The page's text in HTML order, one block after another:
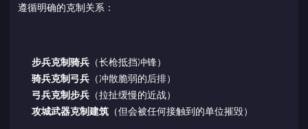
遵循明确的克制关系：
步兵克制骑兵（长枪抵挡冲锋）
骑兵克制弓兵（冲散脆弱的后排）
弓兵克制步兵（拉扯缓慢的近战）
攻城武器克制建筑（但会被任何接触到的单位摧毁）